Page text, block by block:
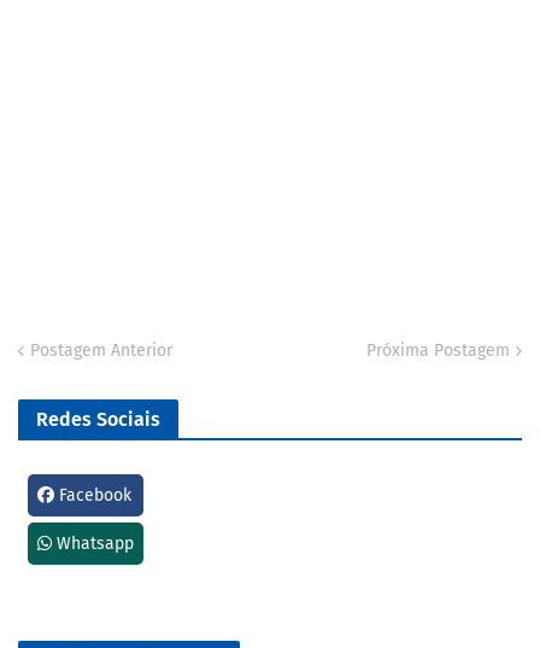
Postagem Anterior Próxima Postagem
Redes Sociais
Facebook
Whatsapp